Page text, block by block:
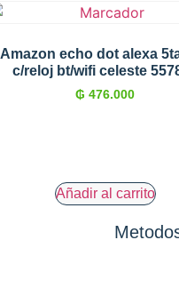
Amazon echo dot alexa
c/reloj bt/wifi celeste
₲ 476.000
Añadir al carrito